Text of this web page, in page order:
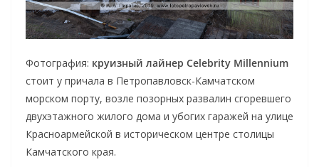
Фотография: круизный лайнер Celebrity Millennium
стоит у причала в Петропавловск-Камчатском
морском порту, возле позорных развалин сгоревшего
двухэтажного жилого дома и убогих гаражей на улице
Красноармейской в историческом центре столицы
Камчатского края.